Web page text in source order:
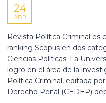
24
ABR
Revista Política Criminal es
ranking Scopus en dos
Ciencias Políticas. La
logro en el área de la
Política Criminal, editada
Derecho Penal (CEDEP)